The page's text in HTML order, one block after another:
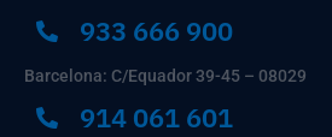
933 666 900
Barcelona: C/Equador 39-45 – 08029
914 061 601